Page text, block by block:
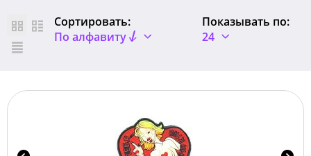
Сортировать:
По алфавиту
Показывать по:
24